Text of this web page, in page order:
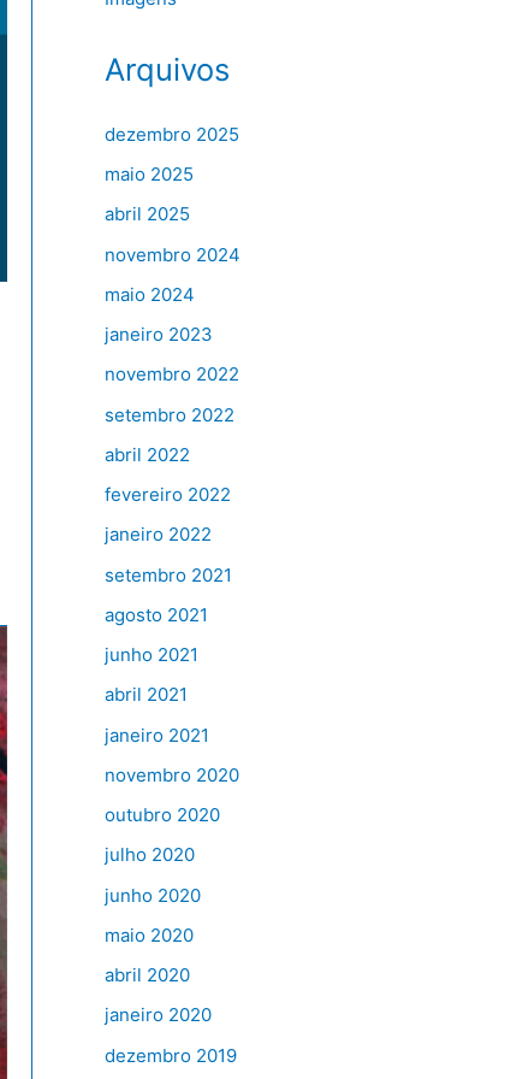
Arquivos
dezembro 2025
maio 2025
abril 2025
novembro 2024
maio 2024
janeiro 2023
novembro 2022
setembro 2022
abril 2022
fevereiro 2022
janeiro 2022
setembro 2021
agosto 2021
junho 2021
abril 2021
janeiro 2021
novembro 2020
outubro 2020
julho 2020
junho 2020
maio 2020
abril 2020
janeiro 2020
dezembro 2019